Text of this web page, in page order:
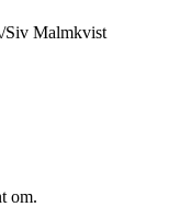
/Siv Malmkvist
om.